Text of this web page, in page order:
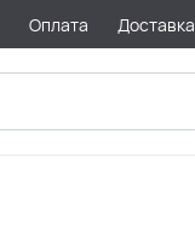
Оплата Доставка